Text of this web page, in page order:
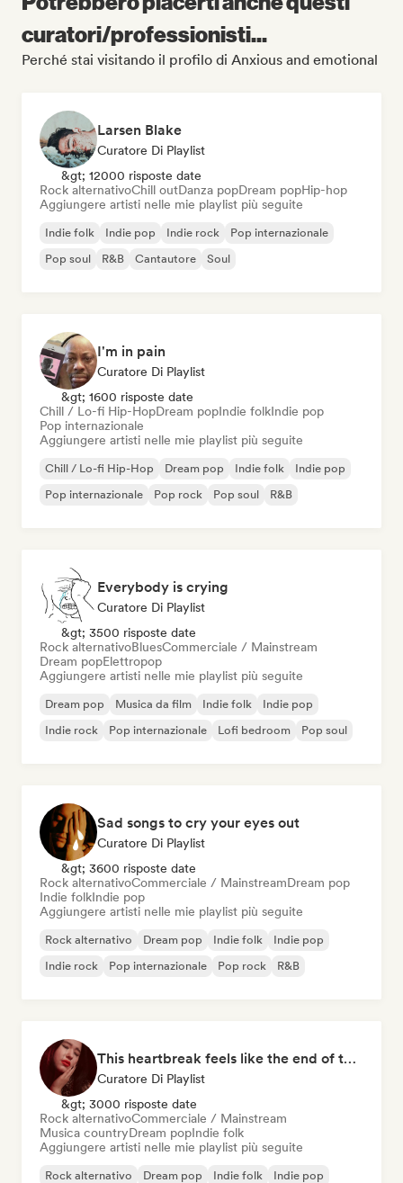
curatori/professionisti...
Perché stai visitando il profilo di Anxious and emotional
Larsen Blake
Curatore Di Playlist
&gt; 12000 risposte date
Rock alternativoChill outDanza popDream popHip-hop
Aggiungere artisti nelle mie playlist più seguite
Indie folk Indie pop Indie rock
Pop internazionale
Pop soul
R&B Cantautore Soul
I'm in pain
Curatore Di Playlist
&gt; 1600 risposte date
Chill / Lo-fi Hip-HopDream popIndie folkIndie pop
Pop internazionale
Aggiungere artisti nelle mie playlist più seguite
Chill / Lo-fi Hip-Hop Dream pop Indie folk
Indie pop
Pop internazionale
Pop rock Pop soul R&B
Everybody is crying
Curatore Di Playlist
&gt; 3500 risposte date
Rock alternativoBluesCommerciale / Mainstream
Dream popElettropop
Aggiungere artisti nelle mie playlist più seguite
Dream pop Musica da film Indie folk
Indie pop
Indie rock
Pop internazionale Lofi bedroom Pop soul
Sad songs to cry your eyes out
Curatore Di Playlist
&gt; 3600 risposte date
Rock alternativoCommerciale / MainstreamDream pop
Indie folkIndie pop
Aggiungere artisti nelle mie playlist più seguite
Rock alternativo Dream pop Indie folk
Indie pop
Indie rock
Pop internazionale Pop rock R&B
This heartbreak feels like the end of the world
Curatore Di Playlist
&gt; 3000 risposte date
Rock alternativoCommerciale / Mainstream
Musica countryDream popIndie folk
Aggiungere artisti nelle mie playlist più seguite
Rock alternativo Dream pop Indie folk
Indie pop